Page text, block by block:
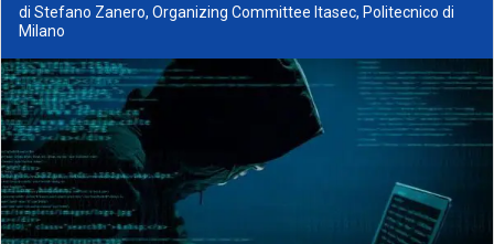
di Stefano Zanero, Organizing Committee Itasec, Politecnico di
Milano